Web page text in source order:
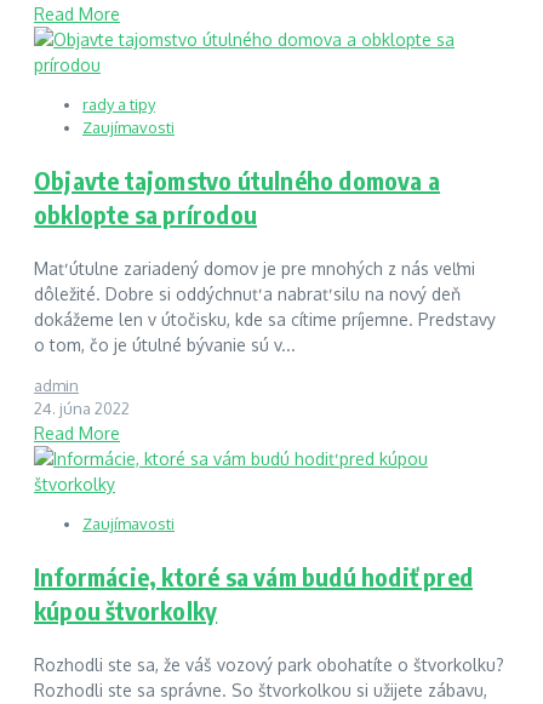
Read More
rady a tipy
Zaujímavosti
Objavte tajomstvo útulného domova a
obklopte sa prírodou
Mať útulne zariadený domov je pre mnohých z nás veľmi
dôležité. Dobre si oddýchnuť a nabrať silu na nový deň
dokážeme len v útočisku, kde sa cítime príjemne. Predstavy
o tom, čo je útulné bývanie sú v...
admin
24. júna 2022
Read More
Zaujímavosti
Informácie, ktoré sa vám budú hodiť pred
kúpou štvorkolky
Rozhodli ste sa, že váš vozový park obohatíte o štvorkolku?
Rozhodli ste sa správne. So štvorkolkou si užijete zábavu,